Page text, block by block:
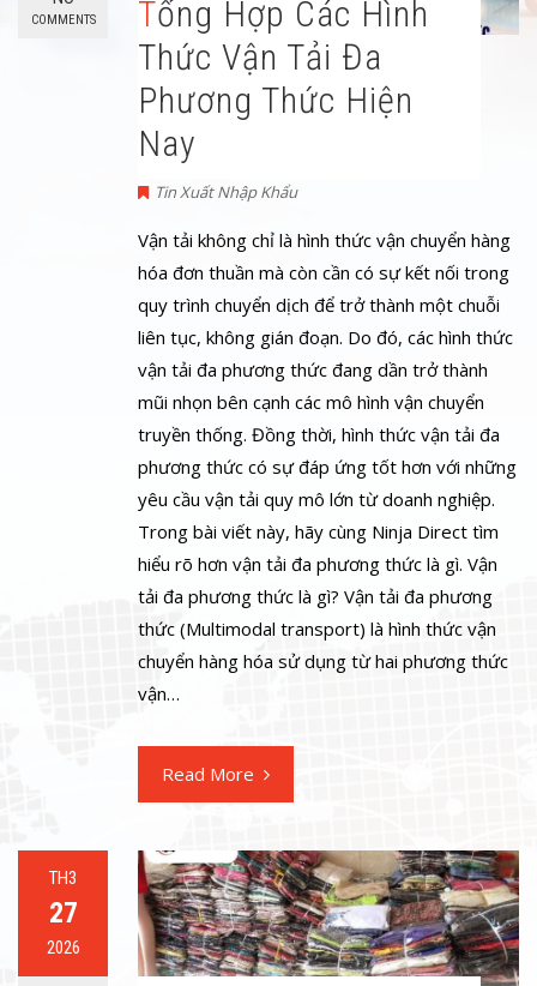
COMMENTS
Tổng Hợp Các Hình
Thức Vận Tải Đa
Phương Thức Hiện
Nay
Tin Xuất Nhập Khẩu
Vận tải không chỉ là hình thức vận chuyển hàng
hóa đơn thuần mà còn cần có sự kết nối trong
quy trình chuyển dịch để trở thành một chuỗi
liên tục, không gián đoạn. Do đó, các hình thức
vận tải đa phương thức đang dần trở thành
mũi nhọn bên cạnh các mô hình vận chuyển
truyền thống. Đồng thời, hình thức vận tải đa
phương thức có sự đáp ứng tốt hơn với những
yêu cầu vận tải quy mô lớn từ doanh nghiệp.
Trong bài viết này, hãy cùng Ninja Direct tìm
hiểu rõ hơn vận tải đa phương thức là gì. Vận
tải đa phương thức là gì? Vận tải đa phương
thức (Multimodal transport) là hình thức vận
chuyển hàng hóa sử dụng từ hai phương thức
vận…
Read More
TH3
27
2026